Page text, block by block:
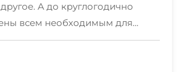
А до круглогодично
всем необходимым для
любителей шашлыка.На
двор не только порадует